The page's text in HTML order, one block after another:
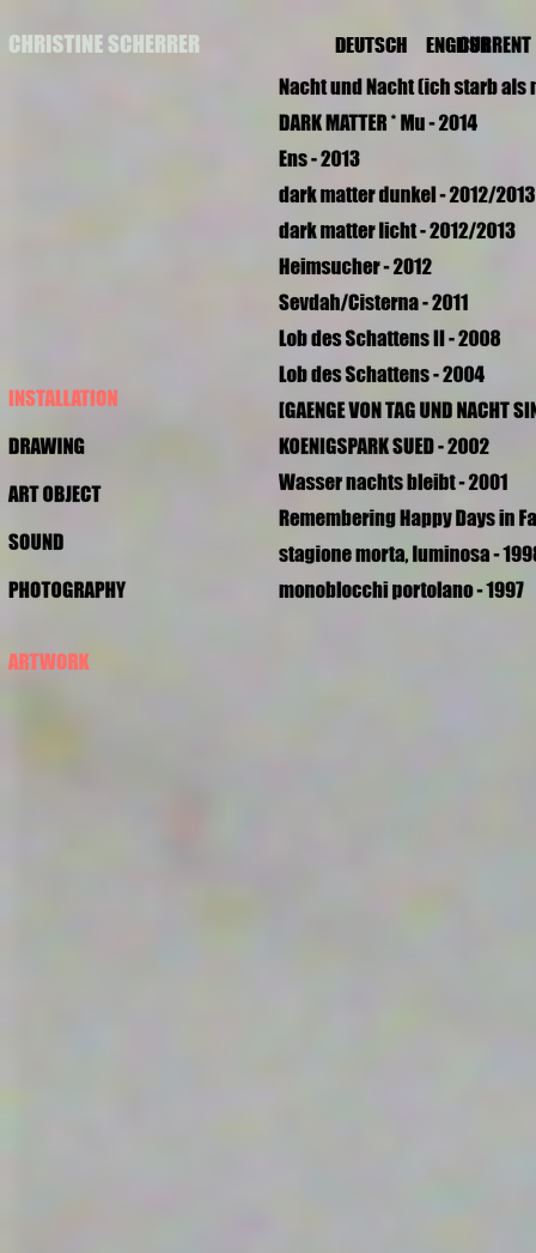
DEUTSCH ENGLISH